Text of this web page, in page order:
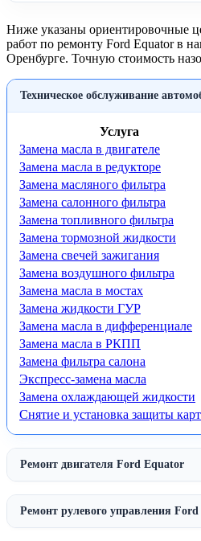
Ниже указаны ориентировочные
работ по ремонту Ford Equator в
Оренбурге. Точную стоимость
Техническое обслуживание
Услуга
Замена масла в двигателе
Замена масла в редукторе
Замена масляного фильтра
Замена салонного фильтра
Замена топливного фильтра
Замена тормозной жидкости
Замена свечей зажигания
Замена воздушного фильтра
Замена масла в мостах
Замена жидкости ГУР
Замена масла в дифференциале
Замена масла в РКПП
Замена фильтра салона
Экспресс-замена масла
Замена охлаждающей жидкости
Снятие и установка защиты
Ремонт двигателя Ford Equator
Ремонт рулевого управления